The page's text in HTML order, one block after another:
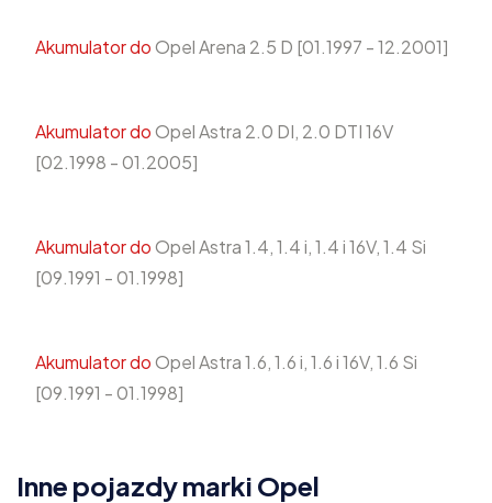
Akumulator doOpel Arena 2.5 D [01.1997 - 12.2001]
Akumulator doOpel Astra 2.0 DI, 2.0 DTI 16V
[02.1998 - 01.2005]
Akumulator doOpel Astra 1.4, 1.4 i, 1.4 i 16V, 1.4 Si
[09.1991 - 01.1998]
Akumulator doOpel Astra 1.6, 1.6 i, 1.6 i 16V, 1.6 Si
[09.1991 - 01.1998]
Inne pojazdy marki Opel